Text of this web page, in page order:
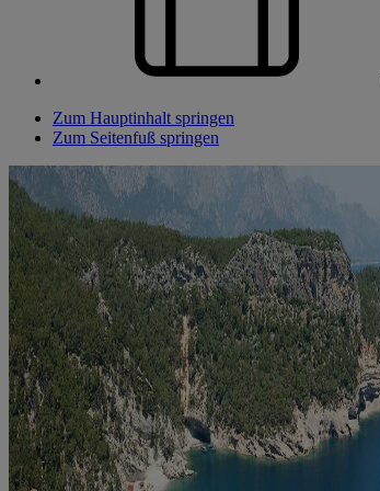
Zum Hauptinhalt springen
Zum Seitenfuß springen